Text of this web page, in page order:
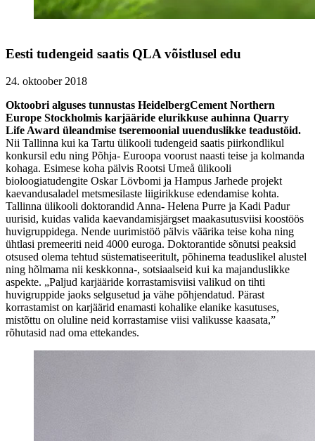
Eesti tudengeid saatis QLA võistlusel edu
24. oktoober 2018
Oktoobri alguses tunnustas HeidelbergCement Northern
Europe Stockholmis karjääride elurikkuse auhinna Quarry
Life Award üleandmise tseremoonial uuenduslikke teadustöid.
Nii Tallinna kui ka Tartu ülikooli tudengeid saatis piirkondlikul
konkursil edu ning Põhja- Euroopa voorust naasti teise ja kolmanda
kohaga. Esimese koha pälvis Rootsi Umeå ülikooli
bioloogiatudengite Oskar Lövbomi ja Hampus Jarhede projekt
kaevandusaladel metsmesilaste liigirikkuse edendamise kohta.
Tallinna ülikooli doktorandid Anna- Helena Purre ja Kadi Padur
uurisid, kuidas valida kaevandamisjärgset maakasutusviisi koostöös
huvigruppidega. Nende uurimistöö pälvis väärika teise koha ning
ühtlasi premeeriti neid 4000 euroga. Doktorantide sõnutsi peaksid
otsused olema tehtud süstematiseeritult, põhinema teaduslikel alustel
ning hõlmama nii keskkonna-, sotsiaalseid kui ka majanduslikke
aspekte. „Paljud karjääride korrastamisviisi valikud on tihti
huvigruppide jaoks selgusetud ja vähe põhjendatud. Pärast
korrastamist on karjäärid enamasti kohalike elanike kasutuses,
mistõttu on oluline neid korrastamise viisi valikusse kaasata,”
rõhutasid nad oma ettekandes.